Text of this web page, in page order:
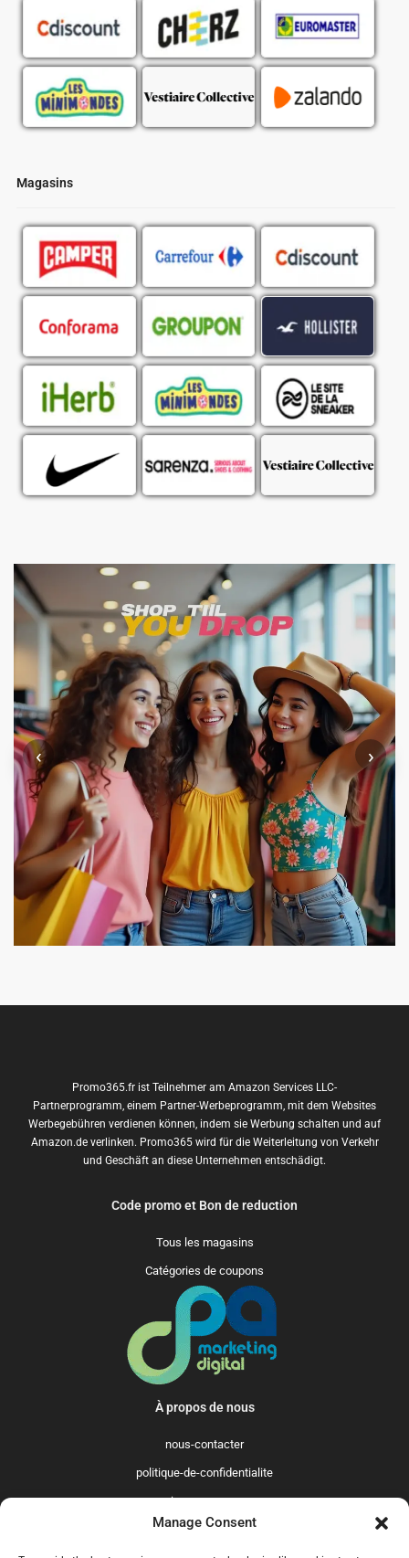
Manage Consent
Magasins
‹ ›
Promo365.fr ist Teilnehmer am Amazon Services LLC-
Partnerprogramm, einem Partner-Werbeprogramm, mit dem Websites
Werbegebühren verdienen können, indem sie Werbung schalten und auf
Amazon.de verlinken. Promo365 wird für die Weiterleitung von Verkehr
und Geschäft an diese Unternehmen entschädigt.
Code promo et Bon de reduction
Tous les magasins
Catégories de coupons
À propos de nous
nous-contacter
politique-de-confidentialite
qui-sommes-nous